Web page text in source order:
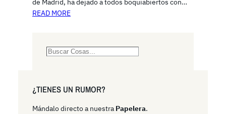
de Madrid, ha dejado a todos boquiabiertos con…
READ MORE
S
r
h
¿TIENES UN RUMOR?
Mándalo directo a nuestra Papelera.